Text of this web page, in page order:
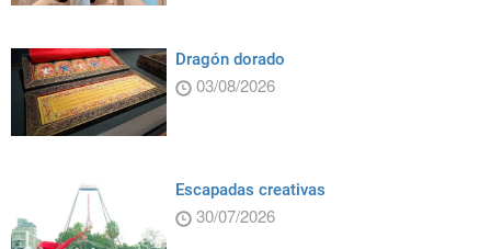
Dragón dorado
03/08/2026
Escapadas creativas
30/07/2026